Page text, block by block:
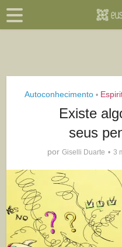
Autoconhecimento •
Existe
seus
por Giselli Duarte 3